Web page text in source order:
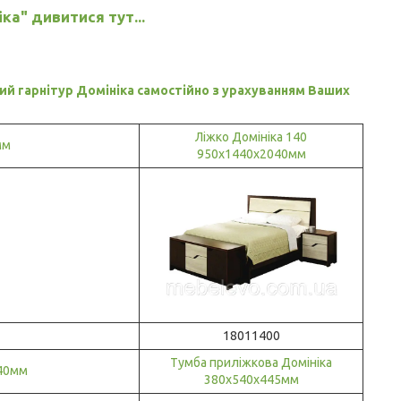
дивитися тут...
гарнітур Домініка самостійно з урахуванням Ваших
Ліжко Домініка 140
950х1440х2040мм
18011400
Тумба приліжкова Домініка
380х540х445мм